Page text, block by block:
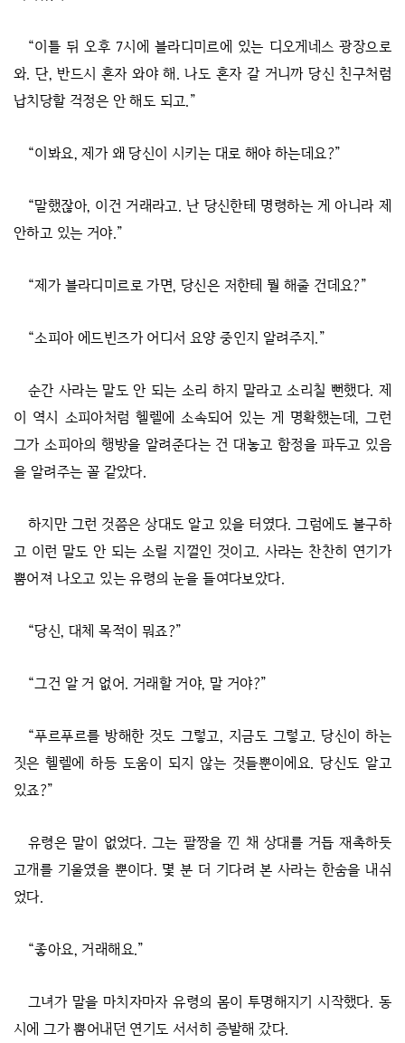
“이틀 뒤 오후 7시에 블라디미르에 있는 디오게네스 광장으로
와. 단, 반드시 혼자 와야 해. 나도 혼자 갈 거니까 당신 친구처럼
납치당할 걱정은 안 해도 되고.”
“이봐요, 제가 왜 당신이 시키는 대로 해야 하는데요?”
“말했잖아, 이건 거래라고. 난 당신한테 명령하는 게 아니라 제
안하고 있는 거야.”
“제가 블라디미르로 가면, 당신은 저한테 뭘 해줄 건데요?”
“소피아 에드빈즈가 어디서 요양 중인지 알려주지.”
순간 사라는 말도 안 되는 소리 하지 말라고 소리칠 뻔했다. 제
이 역시 소피아처럼 헬렐에 소속되어 있는 게 명확했는데, 그런
그가 소피아의 행방을 알려준다는 건 대놓고 함정을 파두고 있음
을 알려주는 꼴 같았다.
하지만 그런 것쯤은 상대도 알고 있을 터였다. 그럼에도 불구하
고 이런 말도 안 되는 소릴 지껄인 것이고. 사라는 찬찬히 연기가
뿜어져 나오고 있는 유령의 눈을 들여다보았다.
“당신, 대체 목적이 뭐죠?”
“그건 알 거 없어. 거래할 거야, 말 거야?”
“푸르푸르를 방해한 것도 그렇고, 지금도 그렇고. 당신이 하는
짓은 헬렐에 하등 도움이 되지 않는 것들뿐이에요. 당신도 알고
있죠?”
유령은 말이 없었다. 그는 팔짱을 낀 채 상대를 거듭 재촉하듯
고개를 기울였을 뿐이다. 몇 분 더 기다려 본 사라는 한숨을 내쉬
었다.
“좋아요, 거래해요.”
그녀가 말을 마치자마자 유령의 몸이 투명해지기 시작했다. 동
시에 그가 뿜어내던 연기도 서서히 증발해 갔다.